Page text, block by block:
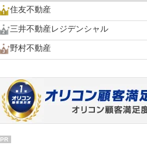
住友不動産
三井不動産レジデンシャル
野村不動産
PR